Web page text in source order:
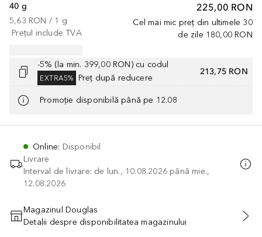
225,00 RON
Cel mai mic preț din ultimele 30
de zile 180,00 RON
40 g
5,63 RON / 1 g
Prețul include TVA
-5% (la min. 399,00 RON) cu codul
EXTRA5% Preț după reducere
213,75 RON
Promoție disponibilă până pe 12.08
Online: Disponibil
Livrare
Interval de livrare: de lun., 10.08.2026 până mie.,
12.08.2026
ADĂUGAȚI ÎN COŞ
Magazinul Douglas
Detalii despre disponibilitatea magazinului